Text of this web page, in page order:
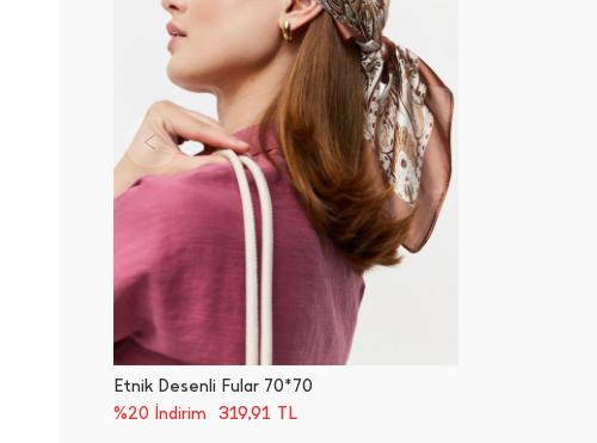
Etnik Desenli Fular 70*70
%20 İndirim
319,91 TL